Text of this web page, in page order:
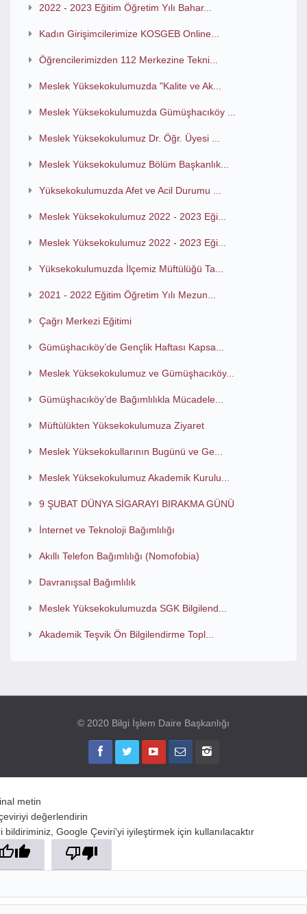
2022 - 2023 Eğitim Öğretim Yılı Bahar...
Kadın Girişimcilerimize KOSGEB Online...
Öğrencilerimizden 112 Merkezine Tekni...
Meslek Yüksekokulumuzda "Kalite ve Ak...
Meslek Yüksekokulumuzda Gümüşhacıköy ...
Meslek Yüksekokulumuz Dr. Öğr. Üyesi ...
Meslek Yüksekokulumuz Bölüm Başkanlık...
Yüksekokulumuzda Afet ve Acil Durumu ...
Meslek Yüksekokulumuz 2022 - 2023 Eği...
Meslek Yüksekokulumuz 2022 - 2023 Eği...
Yüksekokulumuzda İlçemiz Müftülüğü Ta...
2021 - 2022 Eğitim Öğretim Yılı Mezun...
Çağrı Merkezi Eğitimi
Gümüşhacıköy’de Gençlik Haftası Kapsa...
Meslek Yüksekokulumuz ve Gümüşhacıköy...
Gümüşhacıköy’de Bağımlılıkla Mücadele...
Müftülükten Yüksekokulumuza Ziyaret
Meslek Yüksekokullarının Bugünü ve Ge...
Meslek Yüksekokulumuz Akademik Kurulu...
9 ŞUBAT DÜNYA SİGARAYI BIRAKMA GÜNÜ
İnternet ve Teknoloji Bağımlılığı
Akıllı Telefon Bağımlılığı (Nomofobia)
Davranışsal Bağımlılık
Meslek Yüksekokulumuzda SGK Bilgilend...
Akademik Teşvik Ön Bilgilendirme Topl...
© 2020 Bilgi İşlem Daire Başkanlığı
metin
değerlendirin
bildiriminiz, Google Çeviri'yi iyileştirmek için kullanılacaktır